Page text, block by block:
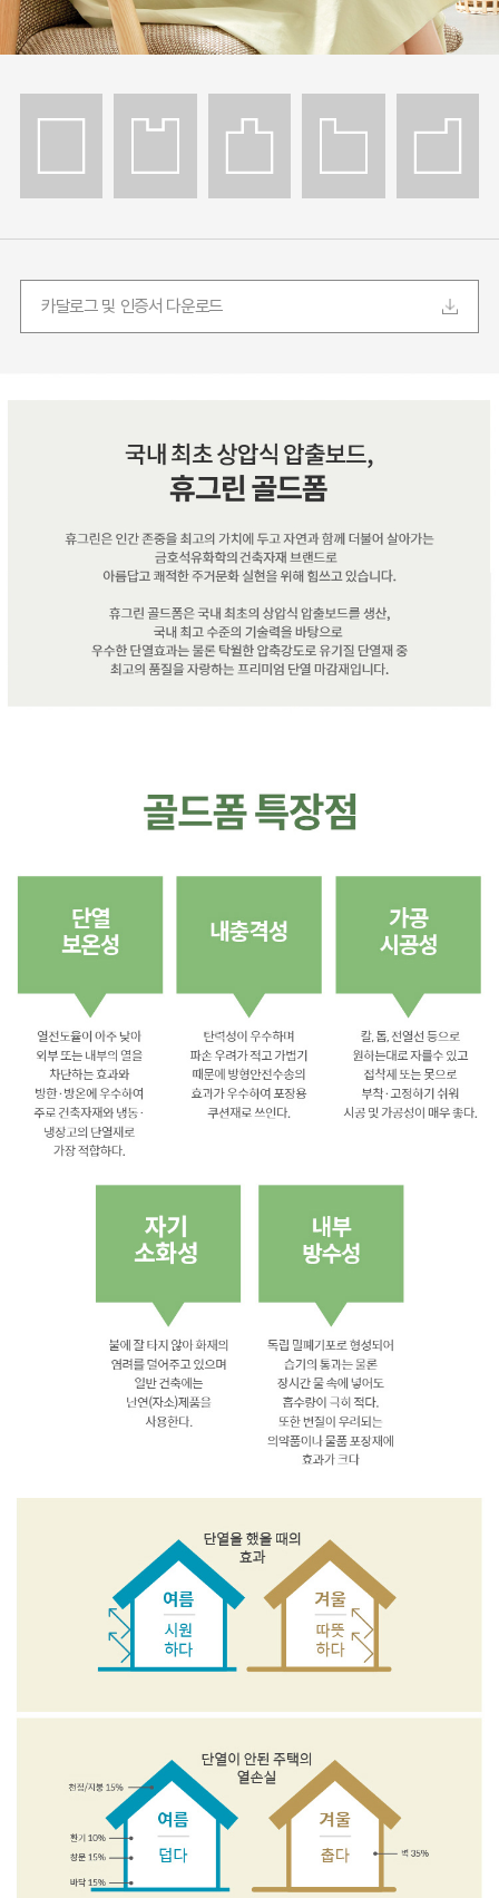
카달로그 및 인증서 다운로드